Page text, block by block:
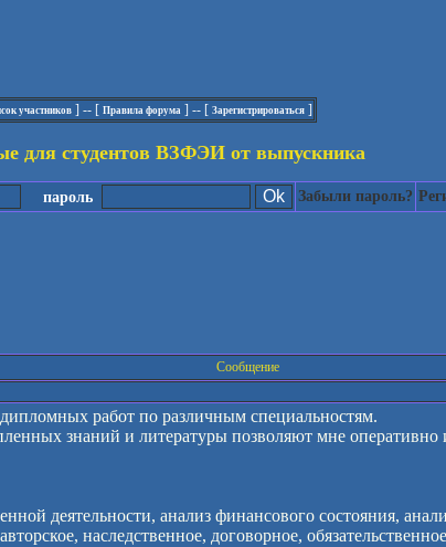
участников ] -- [ Правила форума ] -- [ Зарегистрироваться ]
для студентов ВЗФЭИ от выпускника
пароль Забыли пароль?
Сообщение
работ по различным специальностям.
знаний и литературы позволяют мне оперативно
деятельности, анализ финансового состояния,
наследственное, договорное,